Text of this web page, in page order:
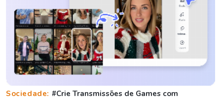
Sociedade: #Crie Transmissões de Games com